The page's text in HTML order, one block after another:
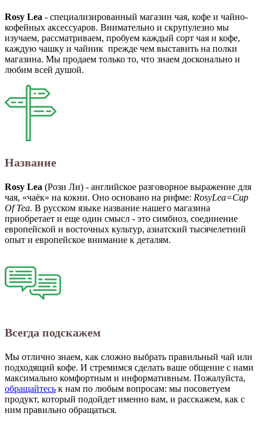
Rosy Lea - специализированный магазин чая, кофе и чайно-
кофейных аксессуаров. Внимательно и скрупулезно мы
изучаем, рассматриваем, пробуем каждый сорт чая и кофе,
каждую чашку и чайник прежде чем выставить на полки
магазина. Мы продаем только то, что знаем досконально и
любим всей душой.
Название
Rosy Lea (Рози Ли) - английское разговорное выражение для
чая, «чаёк» на кокни. Оно основано на рифме: RosyLea=Cup
Of Tea. В русском языке название нашего магазина
приобретает и еще один смысл - это симбиоз, соединение
европейской и восточных культур, азиатский тысячелетний
опыт и европейское внимание к деталям.
Всегда подскажем
Мы отлично знаем, как сложно выбрать правильный чай или
подходящий кофе. И стремимся сделать ваше общение с нами
максимально комфортным и информативным. Пожалуйста,
обращайтесь к нам по любым вопросам: мы посоветуем
продукт, который подойдет именно вам, и расскажем, как с
ним правильно обращаться.